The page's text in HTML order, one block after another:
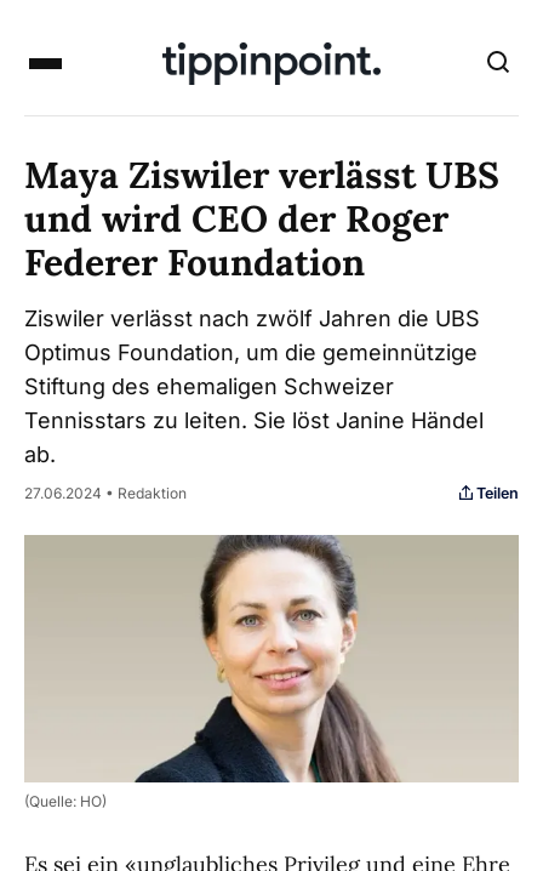
Maya Ziswiler verlässt UBS
und wird CEO der Roger
Federer Foundation
Ziswiler verlässt nach zwölf Jahren die UBS
Optimus Foundation, um die gemeinnützige
Stiftung des ehemaligen Schweizer
Tennisstars zu leiten. Sie löst Janine Händel
ab.
27.06.2024 • Redaktion Teilen
(Quelle: HO)
Es sei ein «unglaubliches Privileg und eine Ehre